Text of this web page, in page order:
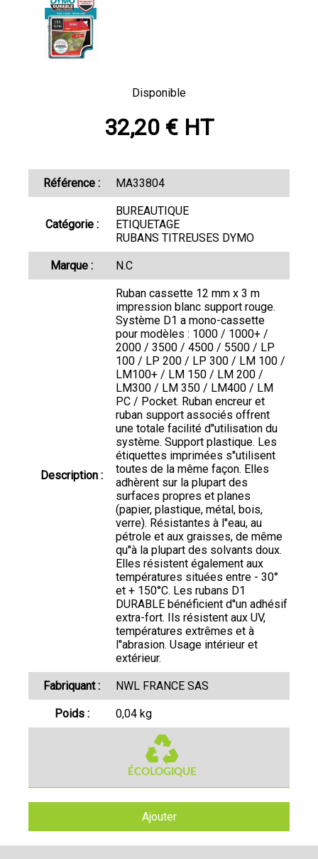
Disponible
32,20 € HT
Référence : MA33804
Catégorie :
BUREAUTIQUE
ETIQUETAGE
RUBANS TITREUSES DYMO
Marque : N.C
Description :
Ruban cassette 12 mm x 3 m
impression blanc support rouge.
Système D1 a mono-cassette
pour modèles : 1000 / 1000+ /
2000 / 3500 / 4500 / 5500 / LP
100 / LP 200 / LP 300 / LM 100 /
LM100+ / LM 150 / LM 200 /
LM300 / LM 350 / LM400 / LM
PC / Pocket. Ruban encreur et
ruban support associés offrent
une totale facilité d''utilisation du
système. Support plastique. Les
étiquettes imprimées s''utilisent
toutes de la même façon. Elles
adhèrent sur la plupart des
surfaces propres et planes
(papier, plastique, métal, bois,
verre). Résistantes à l''eau, au
pétrole et aux graisses, de même
qu''à la plupart des solvants doux.
Elles résistent également aux
températures situées entre - 30°
et + 150°C. Les rubans D1
DURABLE bénéficient d''un adhésif
extra-fort. Ils résistent aux UV,
températures extrêmes et à
l''abrasion. Usage intérieur et
extérieur.
Fabriquant : NWL FRANCE SAS
Poids : 0,04 kg
Ajouter